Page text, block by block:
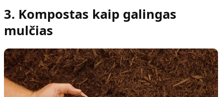
3. Kompostas kaip galingas
mulčias